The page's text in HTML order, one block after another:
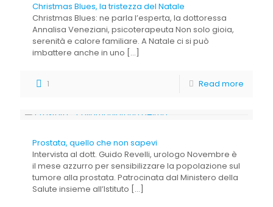
Christmas Blues, la tristezza del Natale
Christmas Blues: ne parla l’esperta, la dottoressa
Annalisa Veneziani, psicoterapeuta Non solo gioia,
serenità e calore familiare. A Natale ci si può
imbattere anche in uno […]
1 Read more
Prostata, quello che non sapevi
Intervista al dott. Guido Revelli, urologo Novembre è
il mese azzurro per sensibilizzare la popolazione sul
tumore alla prostata. Patrocinata dal Ministero della
Salute insieme all’Istituto […]